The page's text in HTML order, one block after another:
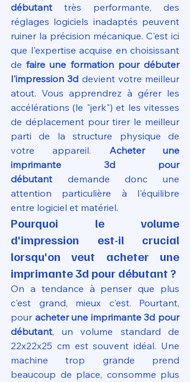
débutant très performante, des
réglages logiciels inadaptés peuvent
ruiner la précision mécanique. C'est ici
que l'expertise acquise en choisissant
de faire une formation pour débuter
l'impression 3d devient votre meilleur
atout. Vous apprendrez à gérer les
accélérations (le "jerk") et les vitesses
de déplacement pour tirer le meilleur
parti de la structure physique de
votre appareil. Acheter une
imprimante 3d pour
débutant demande donc une
attention particulière à l'équilibre
entre logiciel et matériel.
Pourquoi le volume
d'impression est-il crucial
lorsqu'on veut acheter une
imprimante 3d pour débutant ?
On a tendance à penser que plus
c'est grand, mieux c'est. Pourtant,
pour acheter une imprimante 3d pour
débutant, un volume standard de
22x22x25 cm est souvent idéal. Une
machine trop grande prend
beaucoup de place, consomme plus